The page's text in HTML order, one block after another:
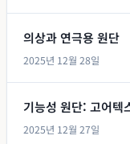
의상과 연극용 원단
2025년 12월 28일
기능성 원단: 고어텍
2025년 12월 27일